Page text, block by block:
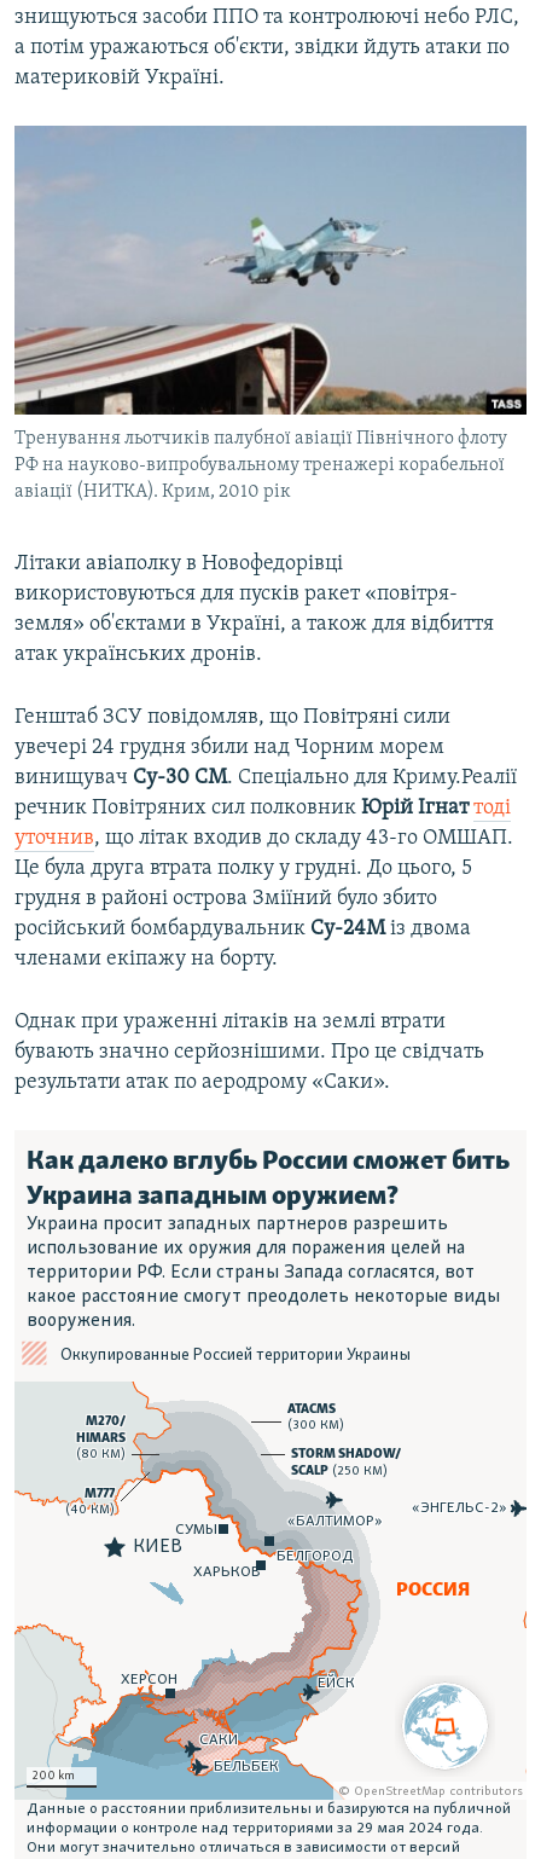
знищуються засоби ППО та контролюючі небо РЛС,
а потім уражаються об'єкти, звідки йдуть атаки по
материковій Україні.
Тренування льотчиків палубної авіації Північного флоту
РФ на науково-випробувальному тренажері корабельної
авіації (НИТКА). Крим, 2010 рік
Літаки авіаполку в Новофедорівці
використовуються для пусків ракет «повітря-
земля» об'єктами в Україні, а також для відбиття
атак українських дронів.
Генштаб ЗСУ повідомляв, що Повітряні сили
увечері 24 грудня збили над Чорним морем
винищувач Су-30 СМ. Спеціально для Криму.Реалії
речник Повітряних сил полковник Юрій Ігнат тоді
уточнив, що літак входив до складу 43-го ОМШАП.
Це була друга втрата полку у грудні. До цього, 5
грудня в районі острова Зміїний було збито
російський бомбардувальник Су-24Міз двома
членами екіпажу на борту.
Однак при ураженні літаків на землі втрати
бувають значно серйознішими. Про це свідчать
результати атак по аеродрому «Саки».